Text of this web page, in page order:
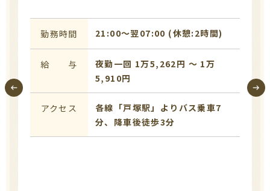
勤務時間 21:00〜翌07:00 (休憩:2時間)
給 与
夜勤一回 1万5,262円 〜 1万
5,910円
アクセス
各線「戸塚駅」よりバス乗車7
分、降車後徒歩3分